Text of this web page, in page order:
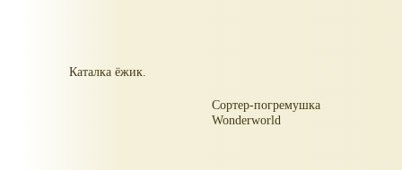
Каталка ёжик.
Сортер-погремушка
Wonderworld